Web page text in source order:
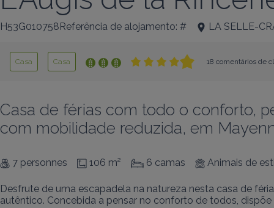
H53G010758Referência de alojamento: # LA SELLE-
Casa Casa 18 comentários de
Casa de férias com todo o conforto,
com mobilidade reduzida, em
7 personnes 106 m² 6 camas Animais de
Desfrute de uma escapadela na natureza nesta casa de
autêntico. Concebida a pensar no conforto de todos,